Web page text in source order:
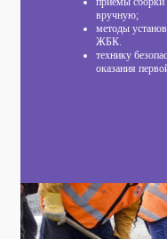
вручную;
методы
ЖБК.
технику
оказания